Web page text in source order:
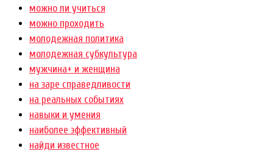
можно ли учиться
можно проходить
молодежная политика
молодежная субкультура
мужчина+ и женщина
на заре справедливости
на реальных событиях
навыки и умения
наиболее эффективный
найди известное